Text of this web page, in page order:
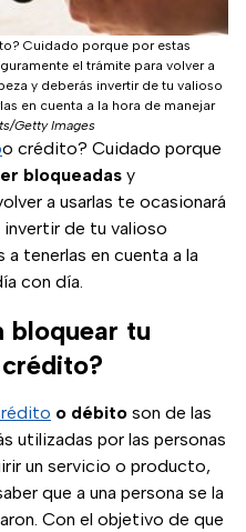
Cuidado porque por estas
el trámite para volver a
y deberás invertir de tu valioso
en cuenta a la hora de manejar
Getty Images
o crédito? Cuidado porque
bloqueadas y
a usarlas te ocasionará
invertir de tu valioso
tenerlas en cuenta a la
con día.
bloquear tu
o débito son de las
utilizadas por las personas
un servicio o producto,
que a una persona se la
Con el objetivo de que